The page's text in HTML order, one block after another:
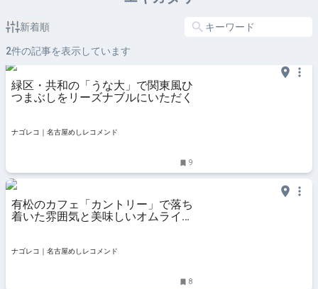
新着順
2件の記事を表示しています
緑区・共和の「うな大」で関東風ひ
つまぶしをリーズナブルにいただく
ナゴレコ｜名古屋めしレコメンド
9
有松のカフェ「カントリー」で落ち
着いた雰囲気と美味しいオムライス
ナゴレコ｜名古屋めしレコメンド
8